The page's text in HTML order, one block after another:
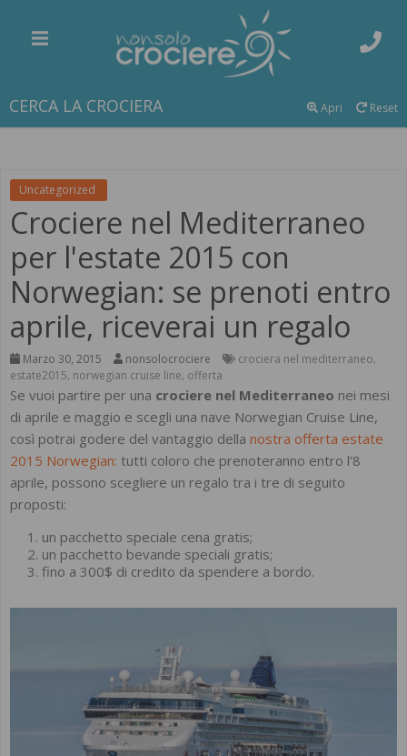
CERCA LA CROCIERA Reset
Apri
Uncategorized
Crociere nel Mediterraneo
per l'estate 2015 con
Norwegian: se prenoti entro
aprile, riceverai un regalo
Marzo 30, 2015 nonsolocrociere crociera nel mediterraneo,
estate2015, norwegian cruise line, offerta
Se vuoi partire per una crociere nel Mediterraneo nei mesi
di aprile e maggio e scegli una nave Norwegian Cruise Line,
così potrai godere del vantaggio della nostra offerta estate
2015 Norwegian: tutti coloro che prenoteranno entro l’8
aprile, possono scegliere un regalo tra i tre di seguito
proposti:
un pacchetto speciale cena gratis;
un pacchetto bevande speciali gratis;
fino a 300$ di credito da spendere a bordo.